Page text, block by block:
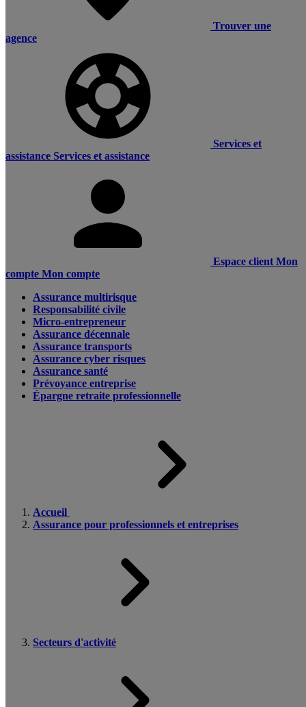
Trouver une
agence
Services et
assistance Services et assistance
Espace client Mon
compte Mon compte
Assurance multirisque
Responsabilité civile
Micro-entrepreneur
Assurance décennale
Assurance transports
Assurance cyber risques
Assurance santé
Prévoyance entreprise
Épargne retraite professionnelle
Accueil
Assurance pour professionnels et entreprises
Secteurs d'activité